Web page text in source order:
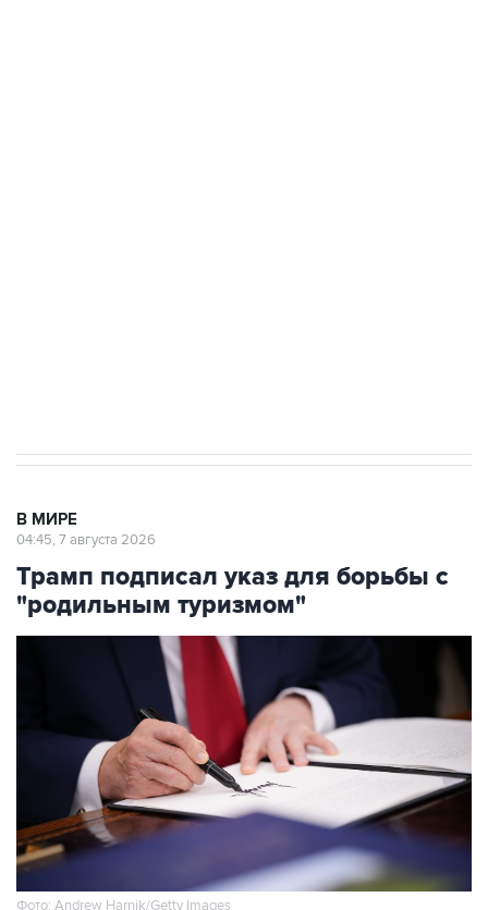
В МИРЕ
04:45, 7 августа 2026
Трамп подписал указ для борьбы с
"родильным туризмом"
Фото: Andrew Harnik/Getty Images